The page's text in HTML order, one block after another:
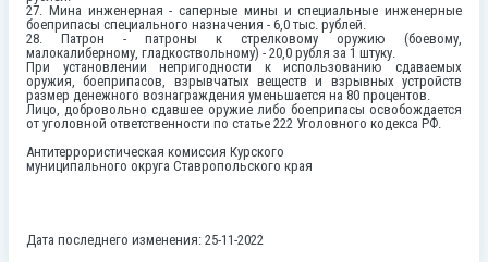
27. Мина инженерная - саперные мины и специальные инженерные
боеприпасы специального назначения - 6,0 тыс. рублей.
28. Патрон - патроны к стрелковому оружию (боевому,
малокалиберному, гладкоствольному) - 20,0 рубля за 1 штуку.
При установлении непригодности к использованию сдаваемых
оружия, боеприпасов, взрывчатых веществ и взрывных устройств
размер денежного вознаграждения уменьшается на 80 процентов.
Лицо, добровольно сдавшее оружие либо боеприпасы освобождается
от уголовной ответственности по статье 222 Уголовного кодекса РФ.
Антитеррористическая комиссия Курского
муниципального округа Ставропольского края
Дата последнего изменения: 25-11-2022